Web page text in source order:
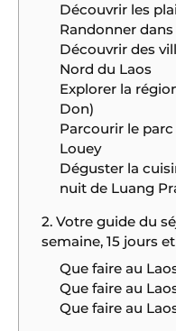
Découvrir les
Randonner
Découvrir des
Nord du Laos
Explorer la
Don)
Parcourir le
Louey
Déguster la
nuit de Luang
2. Votre guide du
semaine, 15 jours
Que faire au
Que faire au
Que faire au